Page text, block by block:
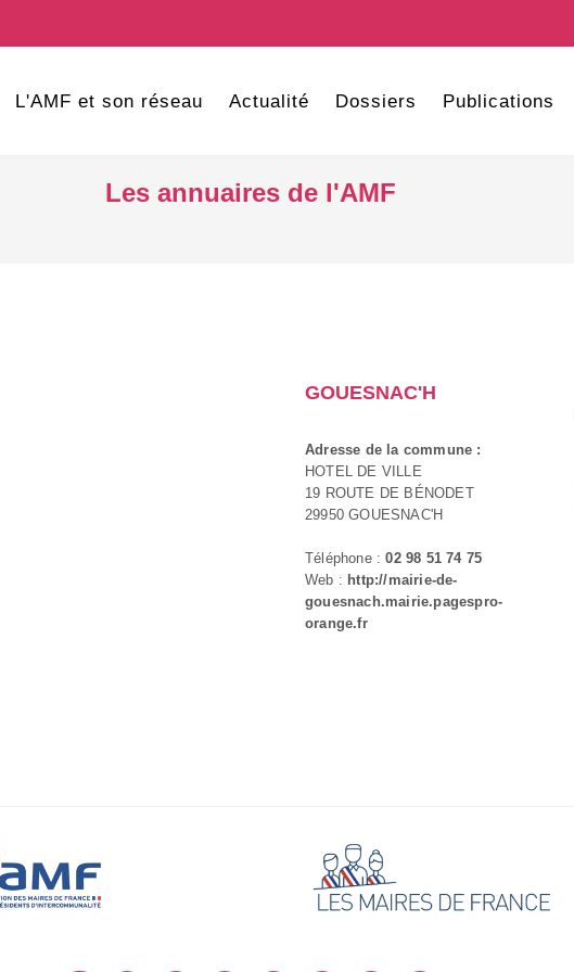
L'AMF et son réseau Actualité Dossiers Publications
Les annuaires de l'AMF
GOUESNAC'H
Adresse de la commune :
HOTEL DE VILLE
19 ROUTE DE BÉNODET
29950 GOUESNAC'H
Téléphone :02 98 51 74 75
Web : http://mairie-de-
gouesnach.mairie.pagespro-
orange.fr